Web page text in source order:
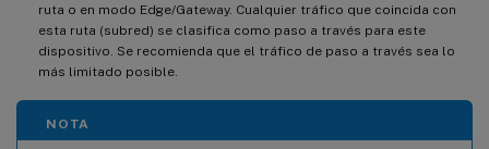
ruta o en modo Edge/Gateway. Cualquier tráfico que coincida con
esta ruta (subred) se clasifica como paso a través para este
dispositivo. Se recomienda que el tráfico de paso a través sea lo
más limitado posible.
NOTA